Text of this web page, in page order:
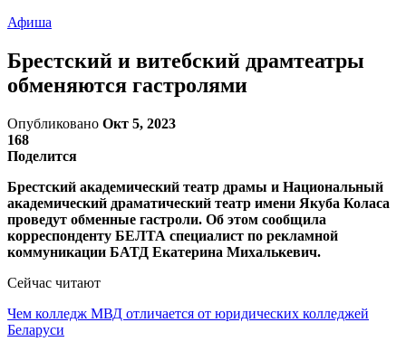
Афиша
Брестский и витебский драмтеатры
обменяются гастролями
Опубликовано Окт 5, 2023
168
Поделится
Брестский академический театр драмы и Национальный
академический драматический театр имени Якуба Коласа
проведут обменные гастроли. Об этом сообщила
корреспонденту БЕЛТА специалист по рекламной
коммуникации БАТД Екатерина Михалькевич.
Сейчас читают
Чем колледж МВД отличается от юридических колледжей
Беларуси